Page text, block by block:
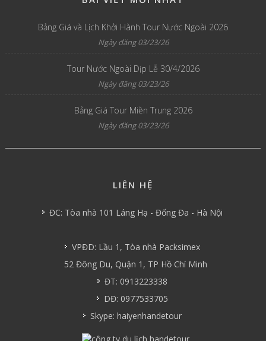
Bảng Giá và Lịch Khởi Hành Tour Nước Ngoài 2026
Ngày đăng 03/23/26
Tour Nước Ngoài Dịp Lễ 30/4/2026
Ngày đăng 03/23/26
Bảng Giá Tour Miền Trung 2026
Ngày đăng 03/23/26
LIÊN HỆ
ĐC: Tòa nhà 101 Láng Hạ - Đống Đa - Hà Nội
VPĐD: Lầu 1, Tòa nhà Packsimex
52 Đông Du, Quận 1, TP Hồ Chí Minh
ĐT: 0913223338
DĐ: 0977533705
Skype: haiyenhandetour